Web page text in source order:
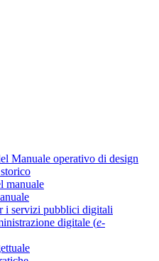
Manuale operativo di design
manuale
i servizi pubblici digitali
digitale (e-